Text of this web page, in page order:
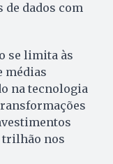
de dados com
se limita às
médias
na tecnologia
trilhão nos